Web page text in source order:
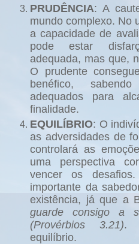
PRUDÊNCIA: A
mundo complexo. No
a capacidade de
pode estar
adequada, mas que,
O prudente
benéfico,
adequados para
finalidade.
EQUILÍBRIO: O
as adversidades de
controlará as
uma perspectiva
vencer os
importante da
existência, já que a
guarde consigo a
(Provérbios 3.21).
equilíbrio.